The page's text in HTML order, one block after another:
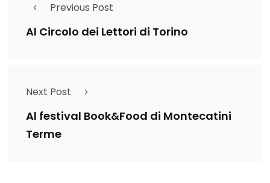
Previous Post
Al Circolo dei Lettori di Torino
Next Post
Al festival Book&Food di Montecatini
Terme